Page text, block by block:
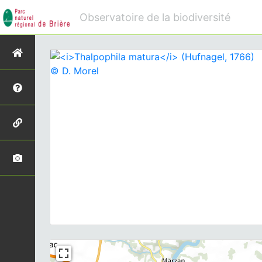
Observatoire de la biodiversité